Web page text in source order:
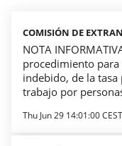
COMISIÓN DE
NOTA
procedimiento
indebido, de la
trabajo por
Thu Jun 29 14:01:00